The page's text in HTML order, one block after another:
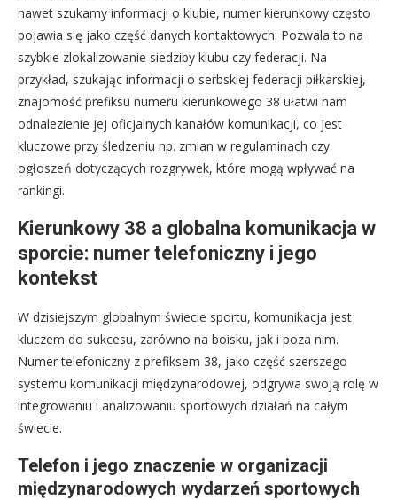
nawet szukamy informacji o klubie, numer kierunkowy często
pojawia się jako część danych kontaktowych. Pozwala to na
szybkie zlokalizowanie siedziby klubu czy federacji. Na
przykład, szukając informacji o serbskiej federacji piłkarskiej,
znajomość prefiksu numeru kierunkowego 38 ułatwi nam
odnalezienie jej oficjalnych kanałów komunikacji, co jest
kluczowe przy śledzeniu np. zmian w regulaminach czy
ogłoszeń dotyczących rozgrywek, które mogą wpływać na
rankingi.
Kierunkowy 38 a globalna komunikacja w
sporcie: numer telefoniczny i jego
kontekst
W dzisiejszym globalnym świecie sportu, komunikacja jest
kluczem do sukcesu, zarówno na boisku, jak i poza nim.
Numer telefoniczny z prefiksem 38, jako część szerszego
systemu komunikacji międzynarodowej, odgrywa swoją rolę w
integrowaniu i analizowaniu sportowych działań na całym
świecie.
Telefon i jego znaczenie w organizacji
międzynarodowych wydarzeń sportowych